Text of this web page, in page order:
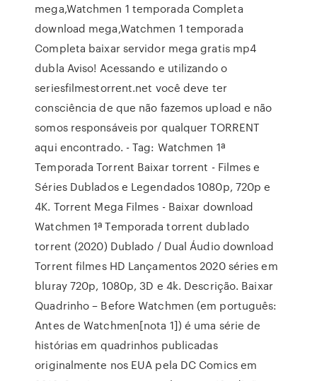
mega,Watchmen 1 temporada Completa
download mega,Watchmen 1 temporada
Completa baixar servidor mega gratis mp4
dubla Aviso! Acessando e utilizando o
seriesfilmestorrent.net você deve ter
consciência de que não fazemos upload e não
somos responsáveis por qualquer TORRENT
aqui encontrado. - Tag: Watchmen 1ª
Temporada Torrent Baixar torrent - Filmes e
Séries Dublados e Legendados 1080p, 720p e
4K. Torrent Mega Filmes - Baixar download
Watchmen 1ª Temporada torrent dublado
torrent (2020) Dublado / Dual Áudio download
Torrent filmes HD Lançamentos 2020 séries em
bluray 720p, 1080p, 3D e 4k. Descrição. Baixar
Quadrinho – Before Watchmen (em português:
Antes de Watchmen[nota 1]) é uma série de
histórias em quadrinhos publicadas
originalmente nos EUA pela DC Comics em